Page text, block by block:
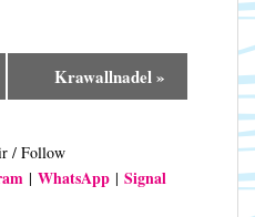
Krawallnadel»
/ Follow
| WhatsApp| Signal